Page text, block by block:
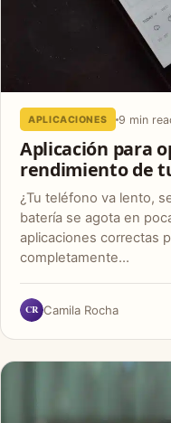
APLICACIONES 9 min
Aplicación para
rendimiento de
¿Tu teléfono va lento,
batería se agota en
aplicaciones correctas
completamente…
CR Camila Rocha